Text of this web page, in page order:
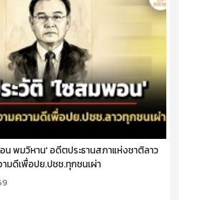
น พมวิหาน' อดีตประธานสภาแห่งชาติลาว
ดีเพื่อปย.ปชช.ทุกชนเผ่า